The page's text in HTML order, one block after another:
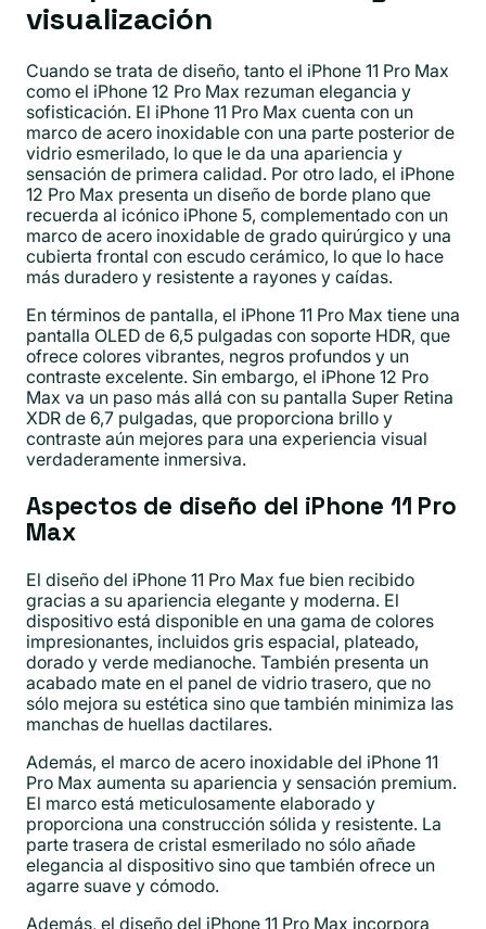
visualización
Cuando se trata de diseño, tanto el iPhone 11 Pro Max
como el iPhone 12 Pro Max rezuman elegancia y
sofisticación. El iPhone 11 Pro Max cuenta con un
marco de acero inoxidable con una parte posterior de
vidrio esmerilado, lo que le da una apariencia y
sensación de primera calidad. Por otro lado, el iPhone
12 Pro Max presenta un diseño de borde plano que
recuerda al icónico iPhone 5, complementado con un
marco de acero inoxidable de grado quirúrgico y una
cubierta frontal con escudo cerámico, lo que lo hace
más duradero y resistente a rayones y caídas.
En términos de pantalla, el iPhone 11 Pro Max tiene una
pantalla OLED de 6,5 pulgadas con soporte HDR, que
ofrece colores vibrantes, negros profundos y un
contraste excelente. Sin embargo, el iPhone 12 Pro
Max va un paso más allá con su pantalla Super Retina
XDR de 6,7 pulgadas, que proporciona brillo y
contraste aún mejores para una experiencia visual
verdaderamente inmersiva.
Aspectos de diseño del iPhone 11 Pro
Max
El diseño del iPhone 11 Pro Max fue bien recibido
gracias a su apariencia elegante y moderna. El
dispositivo está disponible en una gama de colores
impresionantes, incluidos gris espacial, plateado,
dorado y verde medianoche. También presenta un
acabado mate en el panel de vidrio trasero, que no
sólo mejora su estética sino que también minimiza las
manchas de huellas dactilares.
Además, el marco de acero inoxidable del iPhone 11
Pro Max aumenta su apariencia y sensación premium.
El marco está meticulosamente elaborado y
proporciona una construcción sólida y resistente. La
parte trasera de cristal esmerilado no sólo añade
elegancia al dispositivo sino que también ofrece un
agarre suave y cómodo.
Además, el diseño del iPhone 11 Pro Max incorpora